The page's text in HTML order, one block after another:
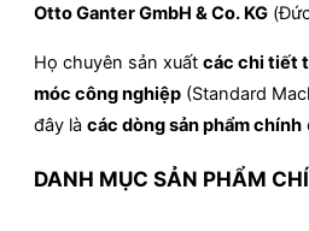
Otto Ganter GmbH & Co. KG
Họ chuyên sản xuất các chi tiết
móc công nghiệp (Standard
đây là các dòng sản phẩm chính
DANH MỤC SẢN PHẨM